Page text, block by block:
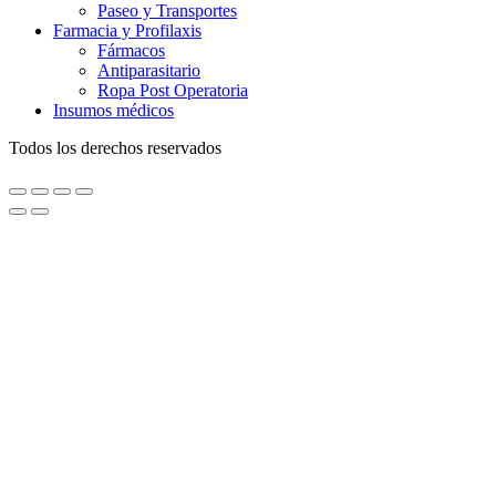
Paseo y Transportes
Farmacia y Profilaxis
Fármacos
Antiparasitario
Ropa Post Operatoria
Insumos médicos
Todos los derechos reservados